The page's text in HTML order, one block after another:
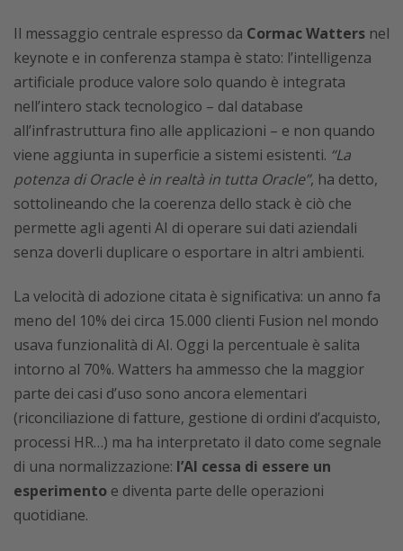
Il messaggio centrale espresso da Cormac Watters nel
keynote e in conferenza stampa è stato: l’intelligenza
artificiale produce valore solo quando è integrata
nell’intero stack tecnologico – dal database
all’infrastruttura fino alle applicazioni – e non quando
viene aggiunta in superficie a sistemi esistenti. “La
potenza di Oracle è in realtà in tutta Oracle”, ha detto,
sottolineando che la coerenza dello stack è ciò che
permette agli agenti AI di operare sui dati aziendali
senza doverli duplicare o esportare in altri ambienti.
La velocità di adozione citata è significativa: un anno fa
meno del 10% dei circa 15.000 clienti Fusion nel mondo
usava funzionalità di AI. Oggi la percentuale è salita
intorno al 70%. Watters ha ammesso che la maggior
parte dei casi d’uso sono ancora elementari
(riconciliazione di fatture, gestione di ordini d’acquisto,
processi HR…) ma ha interpretato il dato come segnale
di una normalizzazione: l’AI cessa di essere un
esperimento e diventa parte delle operazioni
quotidiane.